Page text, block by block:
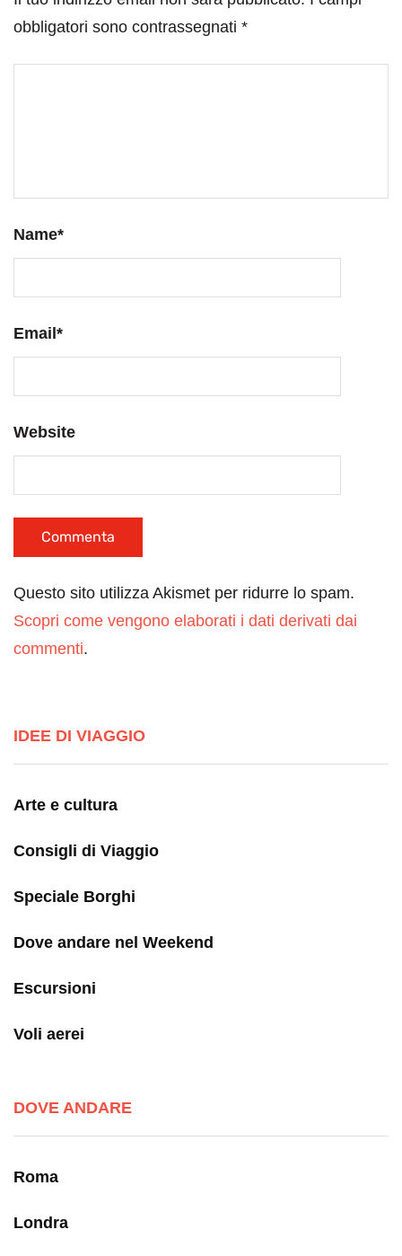
obbligatori sono contrassegnati *
Name*
Email *
Website
Questo sito utilizza Akismet per ridurre lo spam.
Scopri come vengono elaborati i dati derivati dai
commenti.
IDEE DI VIAGGIO
Arte e cultura
Consigli di Viaggio
Speciale Borghi
Dove andare nel Weekend
Escursioni
Voli aerei
DOVE ANDARE
Roma
Londra